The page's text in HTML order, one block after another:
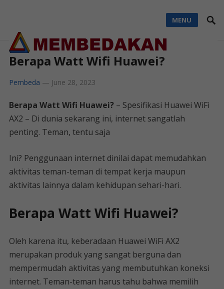
MENU
Berapa Watt Wifi Huawei?
Pembeda — June 28, 2023
Berapa Watt Wifi Huawei?– Spesifikasi Huawei WiFi
AX2 – Di dunia sekarang ini, internet sangatlah
penting. Teman, tentu saja
Ini? Penggunaan internet dinilai dapat memudahkan
aktivitas teman-teman di tempat kerja maupun
aktivitas lainnya dalam kehidupan sehari-hari.
Berapa Watt Wifi Huawei?
Oleh karena itu, keberadaan Huawei WiFi AX2
merupakan produk yang sangat berguna dan
mempermudah aktivitas yang membutuhkan koneksi
internet. Teman-teman harus tahu bahwa memilih